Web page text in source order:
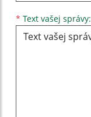
* Text vašej správy: